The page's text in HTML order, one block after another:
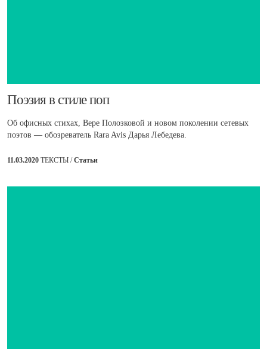
​Поэзия в стиле поп
Об офисных стихах, Вере Полозковой и новом поколении сетевых
поэтов — обозреватель Rara Avis Дарья Лебедева.
11.03.2020 ТЕКСТЫ /Статьи